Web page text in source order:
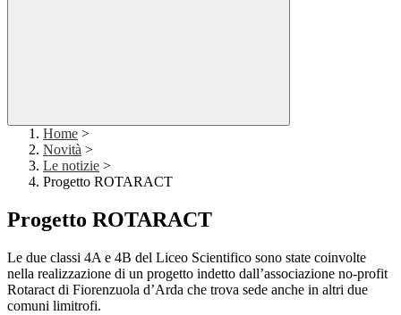
Home >
Novità >
Le notizie >
Progetto ROTARACT
Progetto ROTARACT
Le due classi 4A e 4B del Liceo Scientifico sono state coinvolte
nella realizzazione di un progetto indetto dall’associazione no-profit
Rotaract di Fiorenzuola d’Arda che trova sede anche in altri due
comuni limitrofi.